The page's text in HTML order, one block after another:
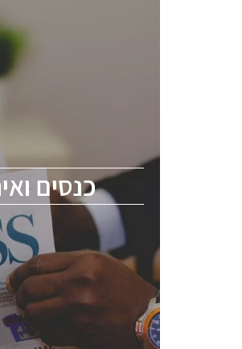
כנסים
כנסים
הסמיקונדקטור כולל
be held on May 12-13,
is intended for
in the semiconductor
engineers, professional
executives.
לחץ לפרטים